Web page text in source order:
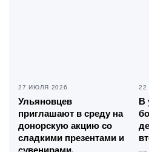
27 ИЮЛЯ 2026
Ульяновцев
приглашают в среду на
донорскую акцию со
сладкими презентами и
22
В